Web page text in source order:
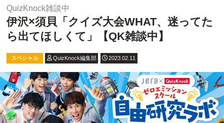
QuizKnock雑談中
伊沢×須貝「クイズ大会WHAT、迷ってた
ら出てほしくて」【QK雑談中】
スペシャル QuizKnock編集部 2023.02.11